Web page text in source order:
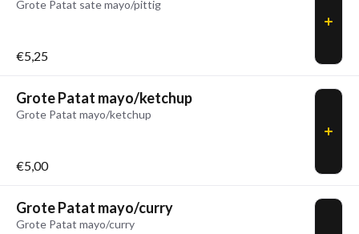
Grote Patat sate mayo/pittig
€5,25
Grote Patat mayo/ketchup
Grote Patat mayo/ketchup
€5,00
Grote Patat mayo/curry
Grote Patat mayo/curry